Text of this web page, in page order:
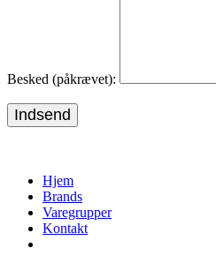
Besked (påkrævet):
Indsend
Hjem
Brands
Varegrupper
Kontakt